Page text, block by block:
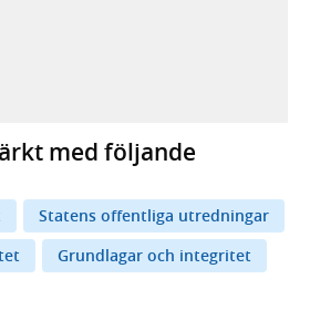
i ny flik, extern webbplats,
extern webbplats,
i ny flik, extern webbplats,
din e-postklient,
med följande
Statens offentliga utredningar
Grundlagar och integritet